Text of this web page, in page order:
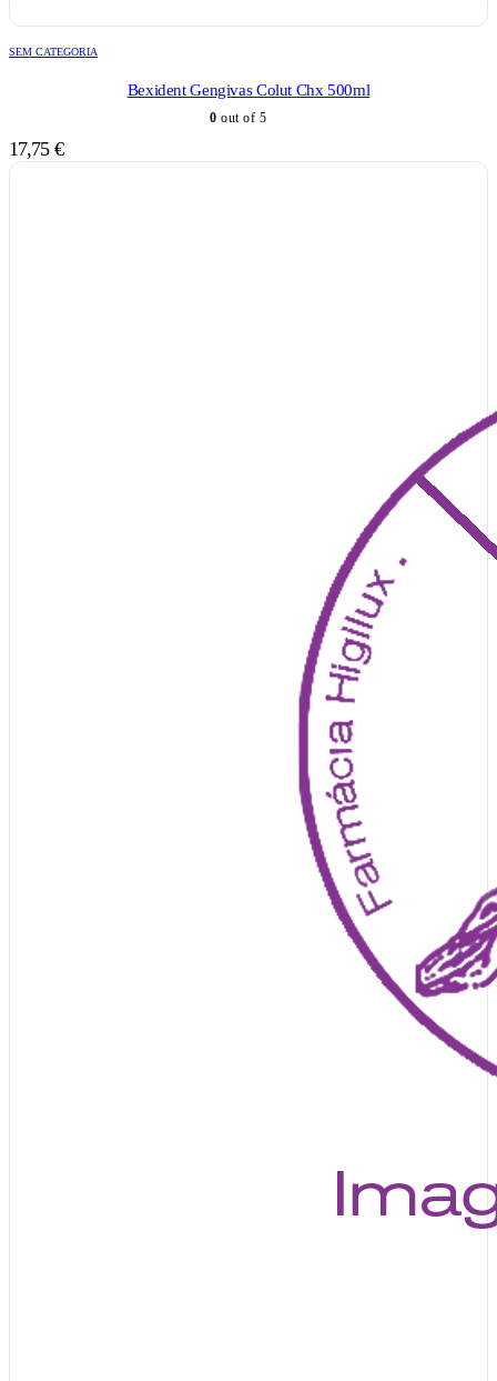
SEM CATEGORIA
Bexident Gengivas Colut Chx 500ml
0 out of 5
17,75 €